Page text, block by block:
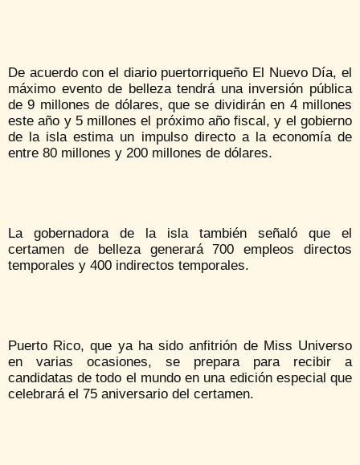
De acuerdo con el diario puertorriqueño El Nuevo Día, el
máximo evento de belleza tendrá una inversión pública
de 9 millones de dólares, que se dividirán en 4 millones
este año y 5 millones el próximo año fiscal, y el gobierno
de la isla estima un impulso directo a la economía de
entre 80 millones y 200 millones de dólares.
La gobernadora de la isla también señaló que el
certamen de belleza generará 700 empleos directos
temporales y 400 indirectos temporales.
Puerto Rico, que ya ha sido anfitrión de Miss Universo
en varias ocasiones, se prepara para recibir a
candidatas de todo el mundo en una edición especial que
celebrará el 75 aniversario del certamen.